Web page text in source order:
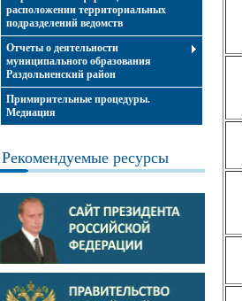
расположении территориальных
подразделений ведомств
Отчеты о деятельности
муниципального образования
Раздольненский район
Примирительные процедуры.
Медиация
Рекомендуемые ресурсы